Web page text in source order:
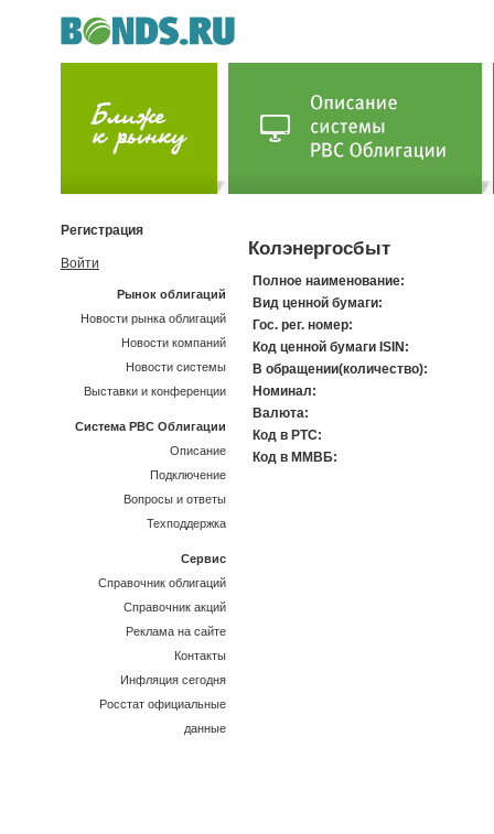
Колэнергосбыт
Полное наименование:
Вид ценной бумаги:
Гос. рег. номер:
Код ценной бумаги ISIN:
В обращении(количество):
Номинал:
Валюта:
Код в РТС:
Код в ММВБ:
Регистрация
Войти
Рынок облигаций
Новости рынка облигаций
Новости компаний
Новости системы
Выставки и конференции
Система РВС Облигации
Описание
Подключение
Вопросы и ответы
Техподдержка
Сервис
Справочник облигаций
Справочник акций
Реклама на сайте
Контакты
Инфляция сегодня
Росстат официальные
данные